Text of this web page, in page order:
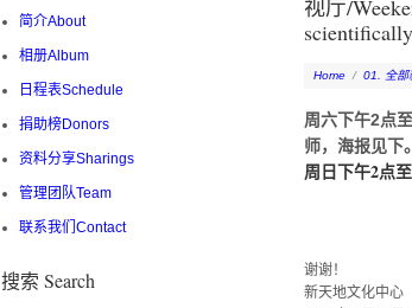
简介About
相册Album
日程表Schedule
捐助榜Donors
资料分享Sharings
管理团队Team
联系我们Contact
搜索 Search
视厅/
Home / 01. 全部
周六下午2点
师，海报见下。
周日下午2点
谢谢！
新天地文化中心